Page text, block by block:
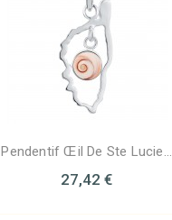
Pendentif Œil De Ste Lucie...
27,42 €